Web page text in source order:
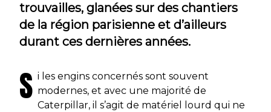
trouvailles, glanées sur des chantiers
de la région parisienne et d’ailleurs
durant ces dernières années.
S i les engins concernés sont souvent
modernes, et avec une majorité de
Caterpillar, il s’agit de matériel lourd qui ne